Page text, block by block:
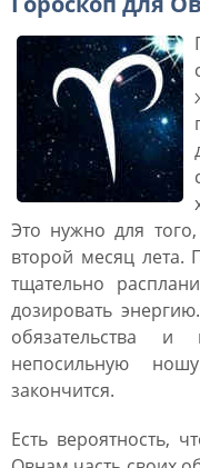
Это нужно для
второй месяц лета.
тщательно
дозировать
обязательства
непосильную
закончится.
Есть вероятность,